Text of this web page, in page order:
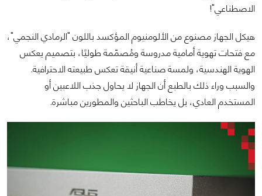
الاصطناعي"!
هيكل الجهاز مصنوع من الألومنيوم المؤكسد باللون "الرمادي النجمي"،
مع فتحات تهوية أمامية مدروسة ومُصمّمة طوليًا، بتصميم يعكس
الهوية الهندسية، ولمسة صناعية أنيقة تعكس طبيعته الاحترافية.
والسبب وراء ذلك بالطبع أن الجهاز لا يحاول جذب اللاعبين أو
المستخدم العادي، بل يخاطب الباحثين والمطورين مباشرة.